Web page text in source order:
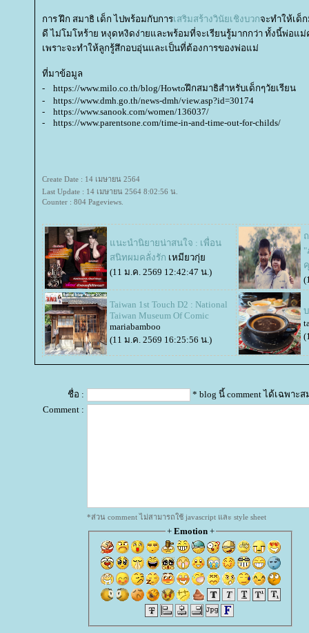
การ ฝึก สมาธิ เด็ก ไปพร้อมกับการเสริมสร้างวินัยเชิงบวกจะทำให้เด็
ดี ไม่โมโหร้าย หงุดหงิดง่ายและพร้อมที่จะเรียนรู้มากกว่า ทั้งนี้พ่อแม่
เพราะจะทำให้ลูกรู้สึกอบอุ่นและเป็นที่ต้องการของพ่อแม่
ที่มาข้อมูล
- https://www.milo.co.th/blog/Howtoฝึกสมาธิสำหรับเด็กๆวัยเรียน
- https://www.dmh.go.th/news-dmh/view.asp?id=30174
- https://www.sanook.com/women/136037/
- https://www.parentsone.com/time-in-and-time-out-for-childs/
Create Date : 14 เมษายน 2564
Last Update : 14 เมษายน 2564 8:02:56 น.
Counter : 804 Pageviews.
นะนำนิยายน่าสนใจ : เพื่อน
สนิทผมคลั่งรัก เหมียวกุ่
(11 ม.ค. 2569 12:42:47 น.)
Taiwan 1st Touch D2 : National
Taiwan Museum Of Comic
mariabamboo
(11 ม.ค. 2569 16:25:56 น.)
ชื่อ :
* blog นี้ comment ได้เฉพาะ
Comment :
*ส่วน comment ไม่สามารถใช้ javascript และ style sheet
+ Emotion+